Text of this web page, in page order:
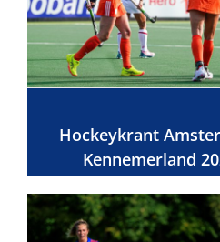
Hockeykrant
Kennemerland